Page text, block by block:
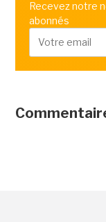
Recevez notre
abonnés